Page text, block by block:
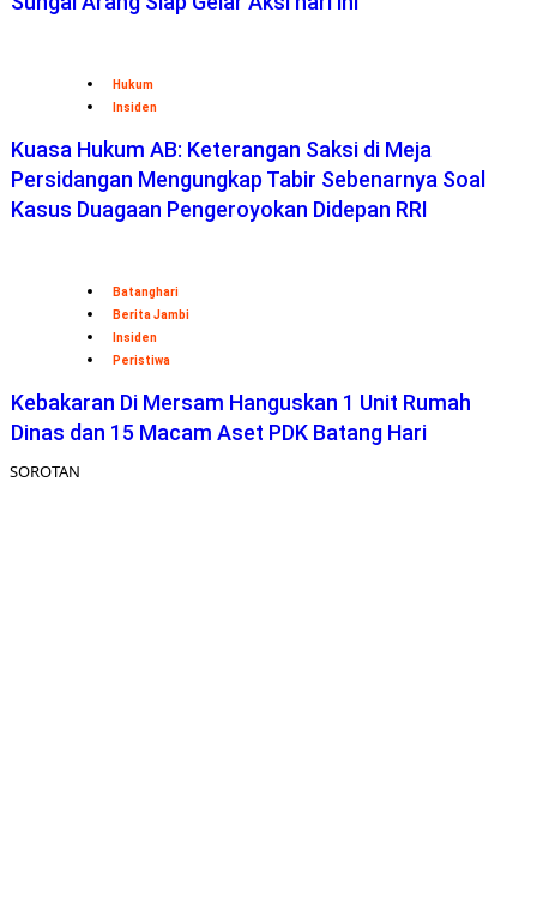
Hukum
Insiden
Kuasa Hukum AB: Keterangan Saksi di Meja
Persidangan Mengungkap Tabir Sebenarnya Soal
Kasus Duagaan Pengeroyokan Didepan RRI
Batanghari
Berita Jambi
Insiden
Peristiwa
Kebakaran Di Mersam Hanguskan 1 Unit Rumah
Dinas dan 15 Macam Aset PDK Batang Hari
SOROTAN